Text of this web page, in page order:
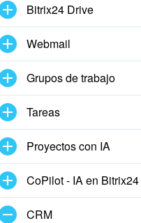
Bitrix24 Drive
Webmail
Grupos de trabajo
Tareas
Proyectos con IA
CoPilot - IA en Bitrix24
CRM